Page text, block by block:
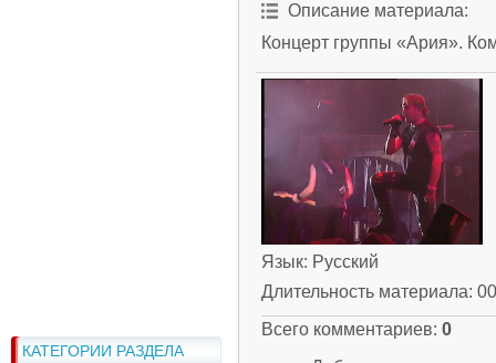
КАТЕГОРИИ РАЗДЕЛА
Описание материала:
Концерт группы «Ария».
Язык: Русский
Длительность материала:
Всего комментариев: 0